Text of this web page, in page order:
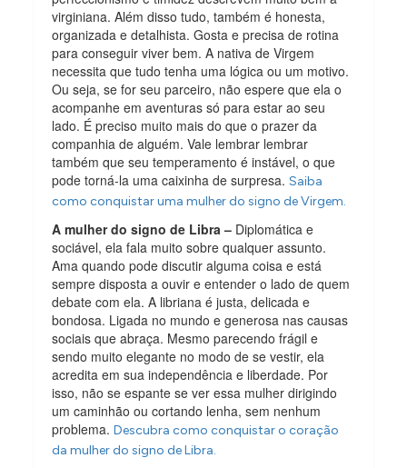
virginiana. Além disso tudo, também é honesta,
organizada e detalhista. Gosta e precisa de rotina
para conseguir viver bem. A nativa de Virgem
necessita que tudo tenha uma lógica ou um motivo.
Ou seja, se for seu parceiro, não espere que ela o
acompanhe em aventuras só para estar ao seu
lado. É preciso muito mais do que o prazer da
companhia de alguém. Vale lembrar lembrar
também que seu temperamento é instável, o que
pode torná-la uma caixinha de surpresa.Saiba
como conquistar uma mulher do signo de Virgem.
A mulher do signo de Libra – Diplomática e
sociável, ela fala muito sobre qualquer assunto.
Ama quando pode discutir alguma coisa e está
sempre disposta a ouvir e entender o lado de quem
debate com ela. A libriana é justa, delicada e
bondosa. Ligada no mundo e generosa nas causas
sociais que abraça. Mesmo parecendo frágil e
sendo muito elegante no modo de se vestir, ela
acredita em sua independência e liberdade. Por
isso, não se espante se ver essa mulher dirigindo
um caminhão ou cortando lenha, sem nenhum
problema.Descubra como conquistar o coração
da mulher do signo de Libra.